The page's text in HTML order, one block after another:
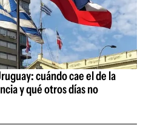
cuándo cae el de la
y qué otros días no